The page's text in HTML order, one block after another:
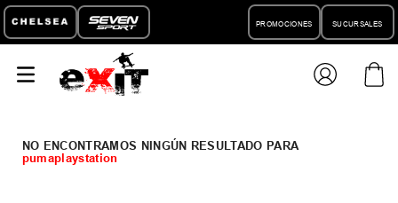
PROMOCIONES SUCURSALES
pumaplaystation